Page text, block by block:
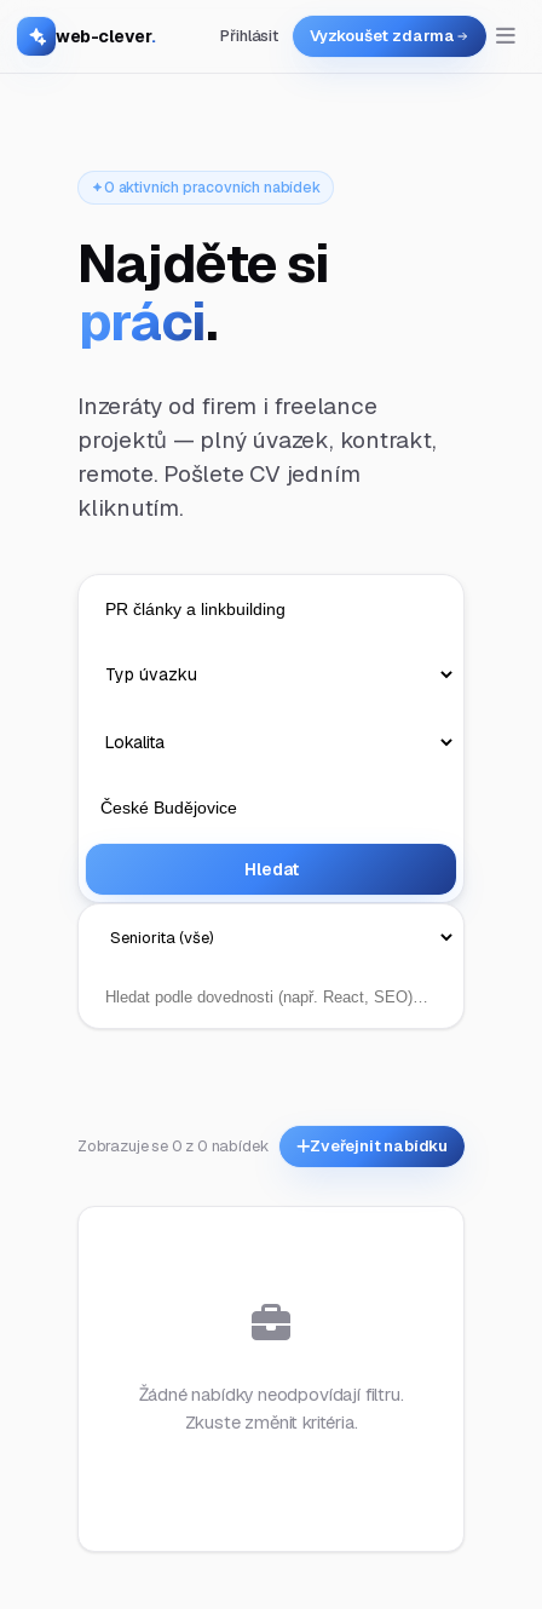
web-clever. Přihlásit Vyzkoušet zdarma
0 aktivních pracovních nabídek
Najděte si
práci.
Inzeráty od firem i freelance
projektů — plný úvazek, kontrakt,
remote. Pošlete CV jedním
kliknutím.
Hledat
Zobrazuje se 0 z 0 nabídek Zveřejnit nabídku
Žádné nabídky neodpovídají filtru.
Zkuste změnit kritéria.